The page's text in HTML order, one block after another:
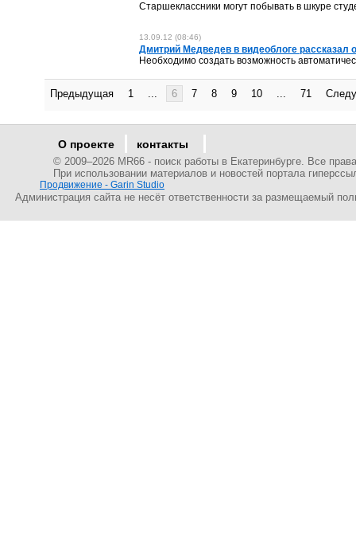
Старшеклассники могут побывать в шкуре
13.09.12 (08:46)
Дмитрий Медведев в видеоблоге рассказал
Необходимо создать возможность
Предыдущая 1 ... 6 7 8 9 10 ... 71
О проекте контакты
© 2009–2026 MR66 - поиск работы в Екатеринбурге. Все
При использовании материалов и новостей портала
Продвижение - Garin Studio
Администрация сайта не несёт ответственности за размещаемый